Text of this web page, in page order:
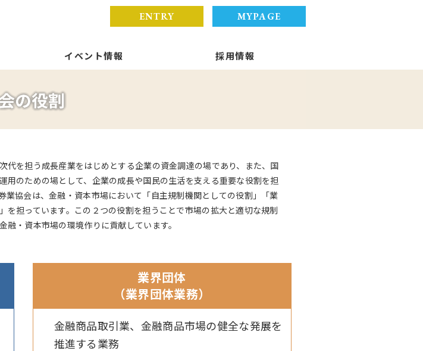
ENTRY MYPAGE
イベント情報 採用情報
代を担う成長産業をはじめとする企業の資金調達の場であり、また、国
用のための場として、企業の成長や国民の生活を支える重要な役割を担
業協会は、金融・資本市場において「自主規制機関としての役割」「業
を担っています。この２つの役割を担うことで市場の拡大と適切な規制
融・資本市場の環境作りに貢献しています。
業界団体
（業界団体業務）
金融商品取引業、金融商品市場の健全な発展を
推進する業務